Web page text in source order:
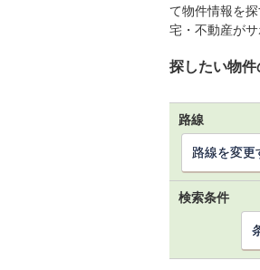
て物件情報を
宅・不動産がサ
探したい物
路線
路線を変更
検索条件